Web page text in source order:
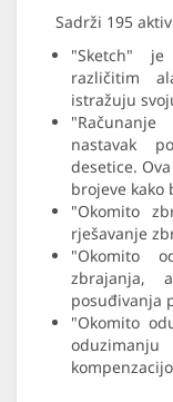
Sadrži 195
"Sketch"
različitim
istražuju
nastavak
desetice.
brojeve kako
"Okomito
rješavanje
"Okomito
zbrajanja,
posuđivanja
"Okomito